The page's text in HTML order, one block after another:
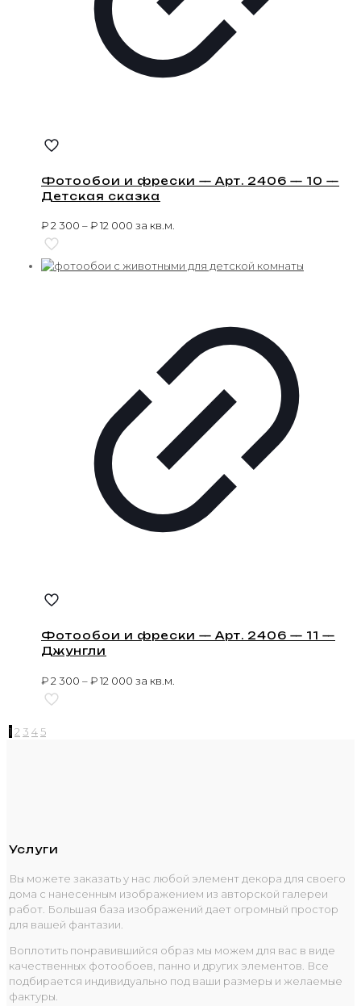
Фотообои и фрески — Арт. 2406 — 10 —
Детская сказка
₽2 300 –₽12 000 за кв.м.
Фотообои и фрески — Арт. 2406 — 11 —
Джунгли
₽2 300 –₽12 000 за кв.м.
1 2 3 45
Услуги
Вы можете заказать у нас любой элемент декора для своего
дома с нанесенным изображением из авторской галереи
работ. Большая база изображений дает огромный простор
для вашей фантазии.
Воплотить понравившийся образ мы можем для вас в виде
качественных фотообоев, панно и других элементов. Все
подбирается индивидуально под ваши размеры и желаемые
фактуры.